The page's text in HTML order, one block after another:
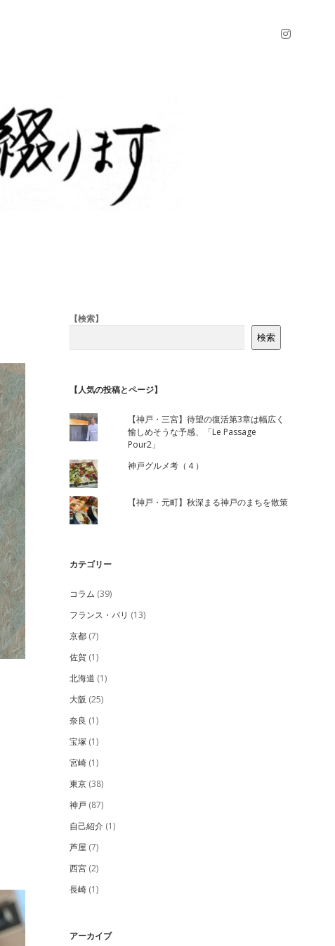
Sidebar
【検索】
検索
【人気の投稿とページ】
【神戸・三宮】待望の復活第3章は幅広く
愉しめそうな予感、「Le Passage
Pour2」
神戸グルメ考（４）
【神戸・元町】秋深まる神戸のまちを散策
カテゴリー
コラム (39)
フランス・パリ (13)
京都(7)
佐賀(1)
北海道 (1)
大阪 (25)
奈良 (1)
宝塚(1)
宮崎(1)
東京(38)
神戸 (87)
自己紹介(1)
芦屋 (7)
西宮(2)
長崎(1)
アーカイブ